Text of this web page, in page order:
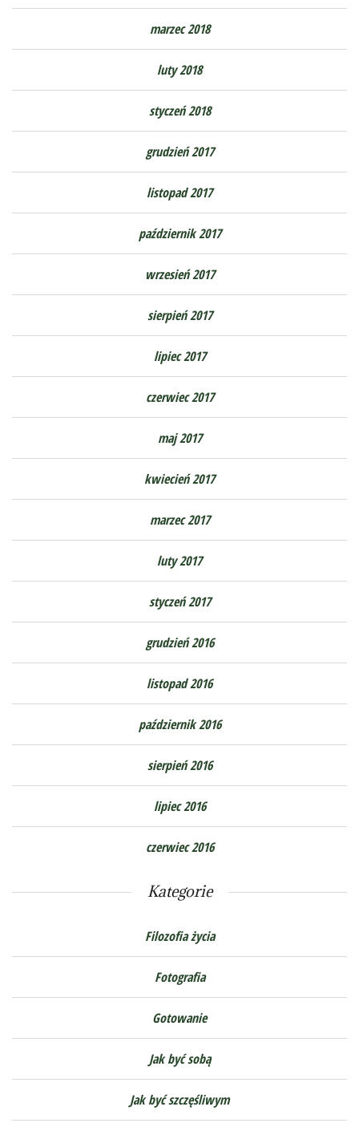
marzec 2018
luty 2018
styczeń 2018
grudzień 2017
listopad 2017
październik 2017
wrzesień 2017
sierpień 2017
lipiec 2017
czerwiec 2017
maj 2017
kwiecień 2017
marzec 2017
luty 2017
styczeń 2017
grudzień 2016
listopad 2016
październik 2016
sierpień 2016
lipiec 2016
czerwiec 2016
Kategorie
Filozofia życia
Fotografia
Gotowanie
Jak być sobą
Jak być szczęśliwym